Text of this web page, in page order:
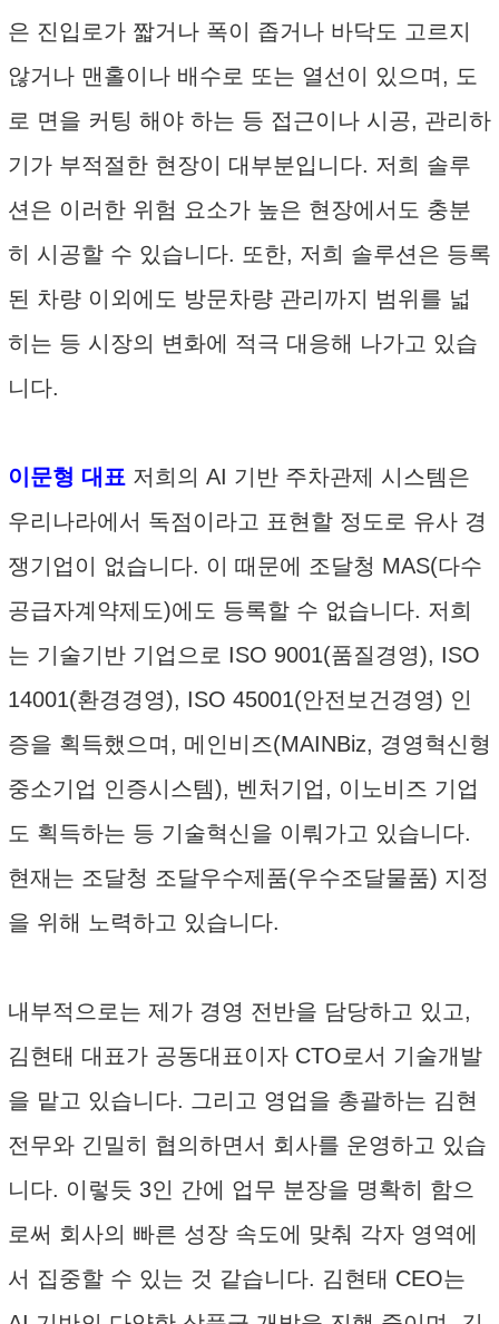
은 진입로가 짧거나 폭이 좁거나 바닥도 고르지
않거나 맨홀이나 배수로 또는 열선이 있으며, 도
로 면을 커팅 해야 하는 등 접근이나 시공, 관리하
기가 부적절한 현장이 대부분입니다. 저희 솔루
션은 이러한 위험 요소가 높은 현장에서도 충분
히 시공할 수 있습니다. 또한, 저희 솔루션은 등록
된 차량 이외에도 방문차량 관리까지 범위를 넓
히는 등 시장의 변화에 적극 대응해 나가고 있습
니다.
이문형 대표 저희의 AI 기반 주차관제 시스템은
우리나라에서 독점이라고 표현할 정도로 유사 경
쟁기업이 없습니다. 이 때문에 조달청 MAS(다수
공급자계약제도)에도 등록할 수 없습니다. 저희
는 기술기반 기업으로 ISO 9001(품질경영), ISO
14001(환경경영), ISO 45001(안전보건경영) 인
증을 획득했으며, 메인비즈(MAINBiz, 경영혁신형
중소기업 인증시스템), 벤처기업, 이노비즈 기업
도 획득하는 등 기술혁신을 이뤄가고 있습니다.
현재는 조달청 조달우수제품(우수조달물품) 지정
을 위해 노력하고 있습니다.
내부적으로는 제가 경영 전반을 담당하고 있고,
김현태 대표가 공동대표이자 CTO로서 기술개발
을 맡고 있습니다. 그리고 영업을 총괄하는 김현
전무와 긴밀히 협의하면서 회사를 운영하고 있습
니다. 이렇듯 3인 간에 업무 분장을 명확히 함으
로써 회사의 빠른 성장 속도에 맞춰 각자 영역에
서 집중할 수 있는 것 같습니다. 김현태 CEO는